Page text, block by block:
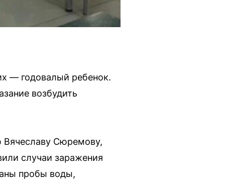
— годовалый ребенок.
возбудить
Вячеславу Сюремову,
случаи заражения
пробы воды,